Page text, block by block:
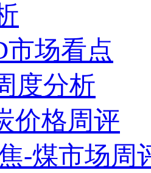
市场看点
度分析
价格周评
-煤市场周